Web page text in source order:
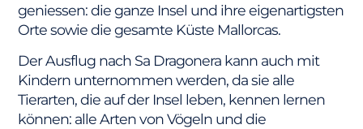
geniessen: die ganze Insel und ihre eigenartigsten
Orte sowie die gesamte Küste Mallorcas.
Der Ausflug nach Sa Dragonera kann auch mit
Kindern unternommen werden, da sie alle
Tierarten, die auf der Insel leben, kennen lernen
können: alle Arten von Vögeln und die